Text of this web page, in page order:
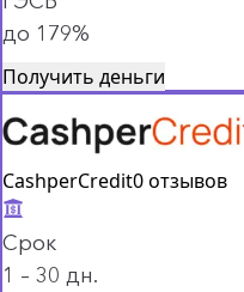
до 179%
Получить деньги
CashperCredit0 отзывов
Срок
1 – 30 дн.